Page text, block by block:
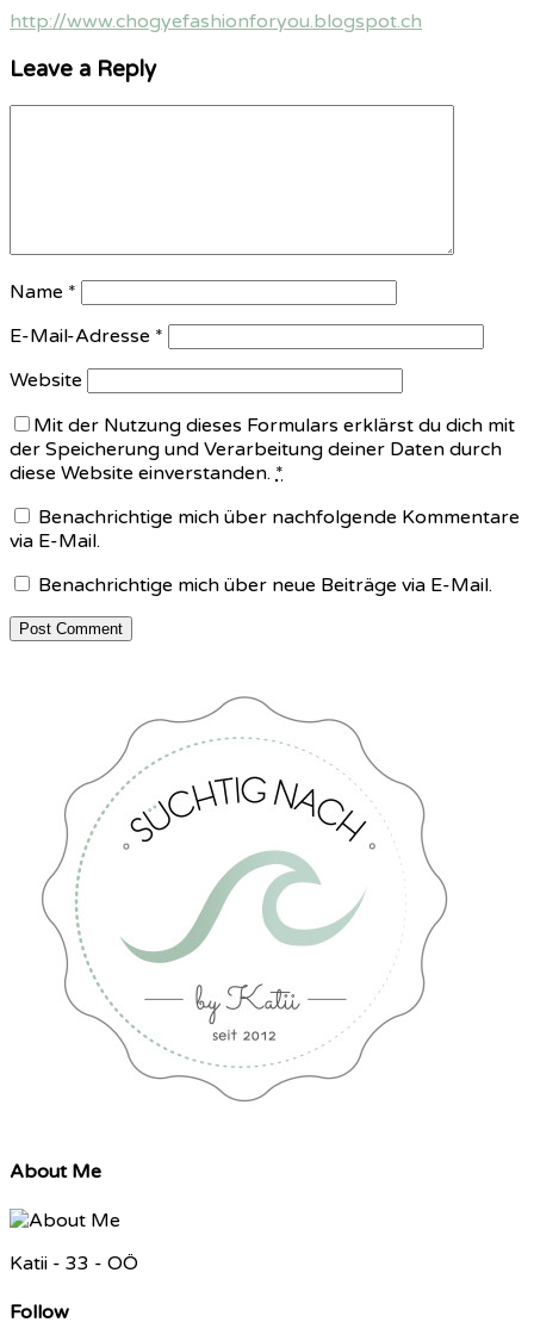
http://www.chogyefashionforyou.blogspot.ch
Leave a Reply
Name *
E-Mail-Adresse *
Website
Mit der Nutzung dieses Formulars erklärst du dich mit
der Speicherung und Verarbeitung deiner Daten durch
diese Website einverstanden. *
Benachrichtige mich über nachfolgende Kommentare
via E-Mail.
Benachrichtige mich über neue Beiträge via E-Mail.
About Me
Katii - 33 - OÖ
Follow